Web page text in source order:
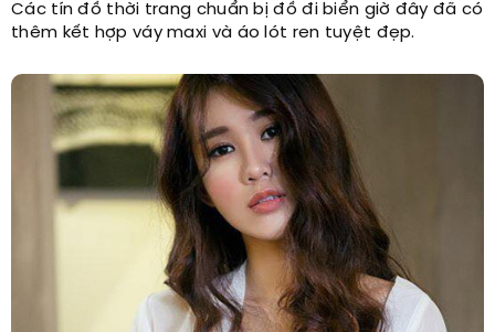
Các tín đồ thời trang chuẩn bị đồ đi biển giờ đây đã có
thêm kết hợp váy maxi và áo lót ren tuyệt đẹp.